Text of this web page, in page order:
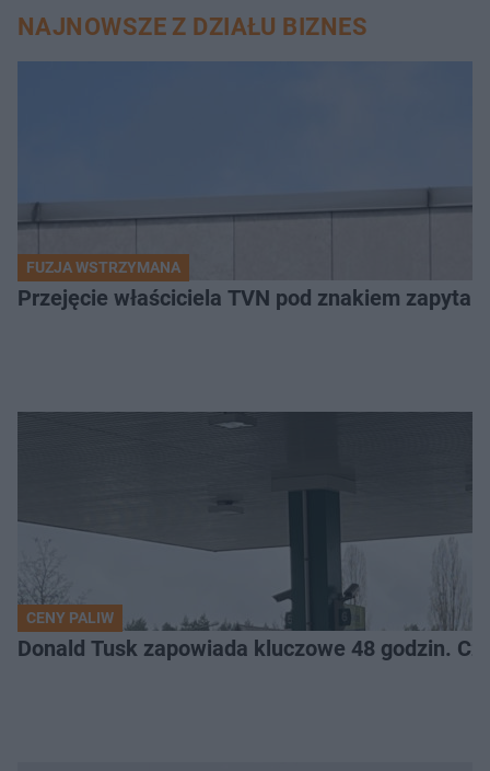
NAJNOWSZE Z DZIAŁU BIZNES
FUZJA WSTRZYMANA
Przejęcie właściciela TVN pod znakiem
CENY PALIW
Donald Tusk zapowiada kluczowe 48 godzin.